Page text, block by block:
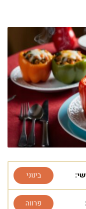
בינוני
פרווה